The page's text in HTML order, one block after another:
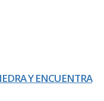
Y ENCUENTRA